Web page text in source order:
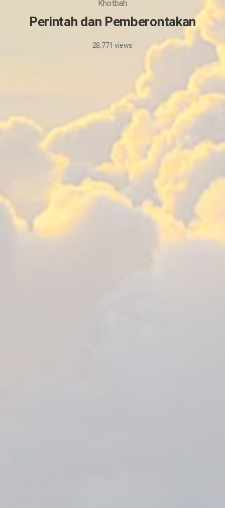
Khotbah
Perintah dan Pemberontakan
24/2/2026
28,771views